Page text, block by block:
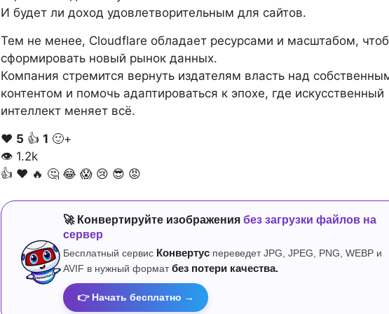
И будет ли доход удовлетворительным для сайтов.
Тем не менее, Cloudflare обладает ресурсами и масштабом,
сформировать новый рынок данных.
Компания стремится вернуть издателям власть над
контентом и помочь адаптироваться к эпохе, где искусственный
интеллект меняет всё.
❤️ 5 👍 1 🙂+
👁 1.2k
👍 ❤️ 🔥 🤔 😂 😱 😢 😎 😡
🚀 Конвертируйте изображения без загрузки файлов на
сервер
Бесплатный сервис Конвертус переведет JPG, JPEG, PNG, WEBP и
AVIF в нужный формат без потери качества.
👉 Начать бесплатно →